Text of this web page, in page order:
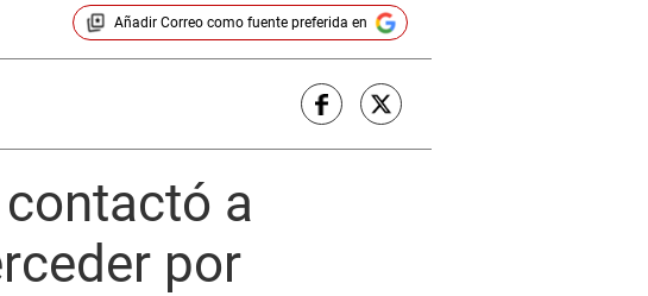
Añadir Correocomo fuente preferida en
a
por